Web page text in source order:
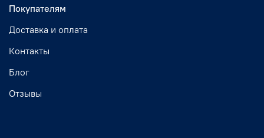
Покупателям
Доставка и оплата
Контакты
Блог
Отзывы